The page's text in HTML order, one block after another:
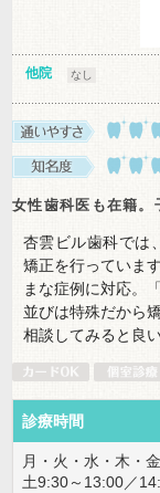
他院 なし
女性歯科医も在籍。
杏雲ビル歯科では
矯正を行っていま
まな症例に対応。
並びは特殊だから
相談してみると良
診療時間
月・火・水・木・
土9:30～13:00／